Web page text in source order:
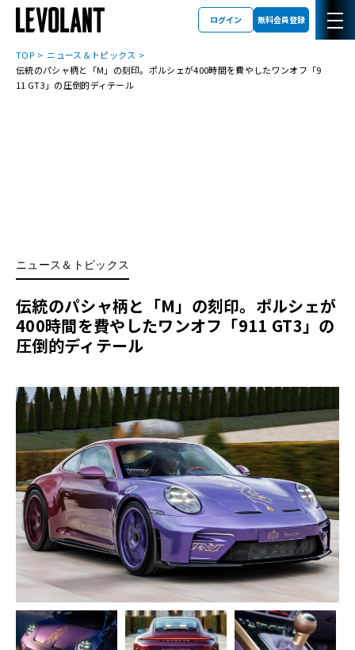
ログイン 無料会員登録
TOP
ニュース＆トピックス
伝統のパシャ柄と「M」の刻印。ポルシェが400時間を費やしたワンオフ「9
11 GT3」の圧倒的ディテール
ニュース＆トピックス
伝統のパシャ柄と「M」の刻印。ポルシェが
400時間を費やしたワンオフ「911 GT3」の
圧倒的ディテール